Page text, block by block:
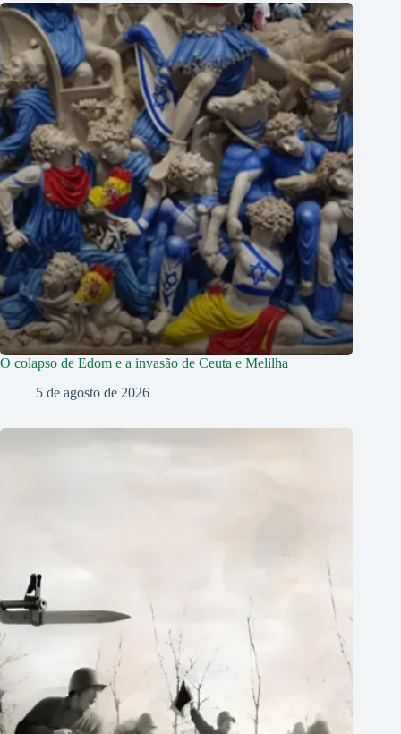
O colapso de Edom e a invasão de Ceuta e Melilha
5 de agosto de 2026